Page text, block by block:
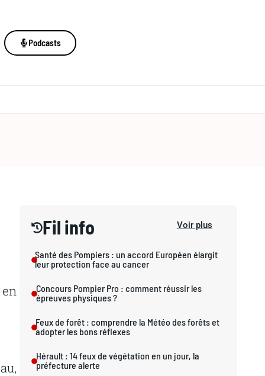
Podcasts
Fil info Voir plus
Santé des Pompiers : un accord Européen élargit
leur protection face au cancer
Concours Pompier Pro : comment réussir les
épreuves physiques ?
Feux de forêt : comprendre la Météo des forêts et
adopter les bons réflexes
Hérault : 14 feux de végétation en un jour, la
préfecture alerte